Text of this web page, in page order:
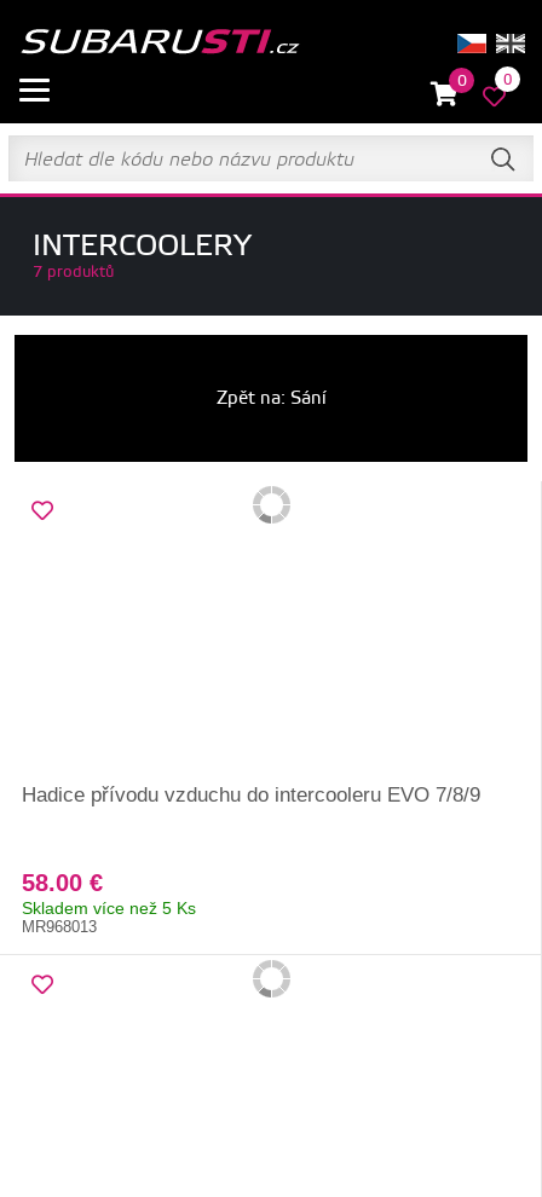
0 0
INTERCOOLERY
7 produktů
Zpět na: Sání
Hadice přívodu vzduchu do intercooleru EVO 7/8/9
58.00 €
Skladem více než 5 Ks
MR968013